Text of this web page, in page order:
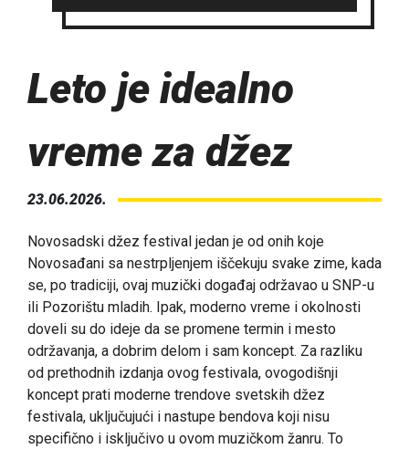
Leto je idealno
vreme za džez
23.06.2026.
Novosadski džez festival jedan je od onih koje
Novosađani sa nestrpljenjem iščekuju svake zime, kada
se, po tradiciji, ovaj muzički događaj održavao u SNP-u
ili Pozorištu mladih. Ipak, moderno vreme i okolnosti
doveli su do ideje da se promene termin i mesto
održavanja, a dobrim delom i sam koncept. Za razliku
od prethodnih izdanja ovog festivala, ovogodišnji
koncept prati moderne trendove svetskih džez
festivala, uključujući i nastupe bendova koji nisu
specifično i isključivo u ovom muzičkom žanru. To